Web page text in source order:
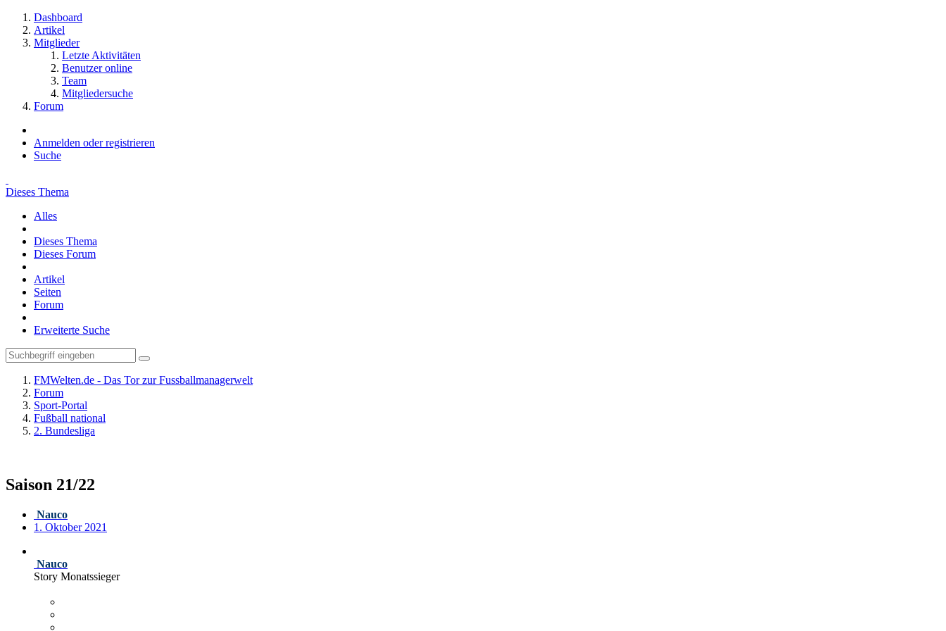
Dashboard
Artikel
Mitglieder
Letzte Aktivitäten
Benutzer online
Team
Mitgliedersuche
Forum
Anmelden oder registrieren
Suche
Dieses Thema
Alles
Dieses Thema
Dieses Forum
Artikel
Seiten
Forum
Erweiterte Suche
FMWelten.de - Das Tor zur Fussballmanagerwelt
Forum
Sport-Portal
Fußball national
2. Bundesliga
Saison 21/22
Nauco
1. Oktober 2021
Nauco
Story Monatssieger